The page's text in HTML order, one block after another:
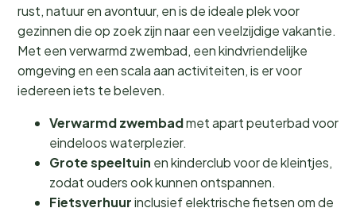
rust, natuur en avontuur, en is de ideale plek voor
gezinnen die op zoek zijn naar een veelzijdige vakantie.
Met een verwarmd zwembad, een kindvriendelijke
omgeving en een scala aan activiteiten, is er voor
iedereen iets te beleven.
Verwarmd zwembadmet apart peuterbad voor
eindeloos waterplezier.
Grote speeltuin en kinderclub voor de kleintjes,
zodat ouders ook kunnen ontspannen.
Fietsverhuurinclusief elektrische fietsen om de